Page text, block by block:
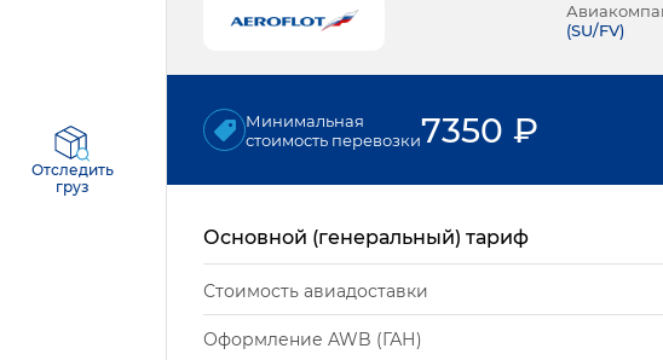
Отследить
груз
(SU/FV)
Минимальная
стоимость перевозки7350 ₽
Основной (генеральный) тариф
Стоимость авиадоставки
Оформление AWB (ГАН)